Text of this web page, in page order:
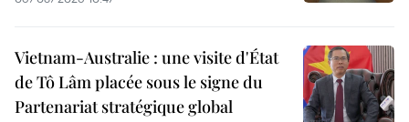
Vietnam-Australie : une visite d'État
de Tô Lâm placée sous le signe du
Partenariat stratégique global